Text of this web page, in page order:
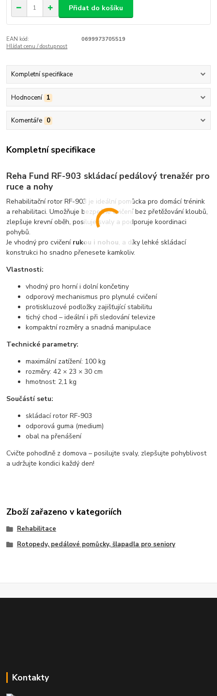
Přidat do košíku
EAN kód:
0699973705519
Hlídat cenu / dostupnost
Kompletní specifikace
Hodnocení 1
Komentáře 0
Kompletní specifikace
Reha Fund RF-903 skládací pedálový trenažér pro
ruce a nohy
Rehabilitační rotor RF-903 je ideální pomůcka pro domácí trénink
a rehabilitaci. Umožňuje bezpečné cvičení bez přetěžování kloubů,
zlepšuje krevní oběh, posiluje svaly a podporuje koordinaci
pohybů.
Je vhodný pro cvičení rukou i nohou, a díky lehké skládací
konstrukci ho snadno přenesete kamkoliv.
Vlastnosti:
vhodný pro horní i dolní končetiny
odporový mechanismus pro plynulé cvičení
protiskluzové podložky zajišťující stabilitu
tichý chod – ideální i při sledování televize
kompaktní rozměry a snadná manipulace
Technické parametry:
maximální zatížení: 100 kg
rozměry: 42 × 23 × 30 cm
hmotnost: 2,1 kg
Součástí setu:
skládací rotor RF-903
odporová guma (medium)
obal na přenášení
Cvičte pohodlně z domova – posilujte svaly, zlepšujte pohyblivost
a udržujte kondici každý den!
Zboží zařazeno v kategoriích
Rehabilitace
Rotopedy, pedálové pomůcky, šlapadla pro seniory
Kontakty